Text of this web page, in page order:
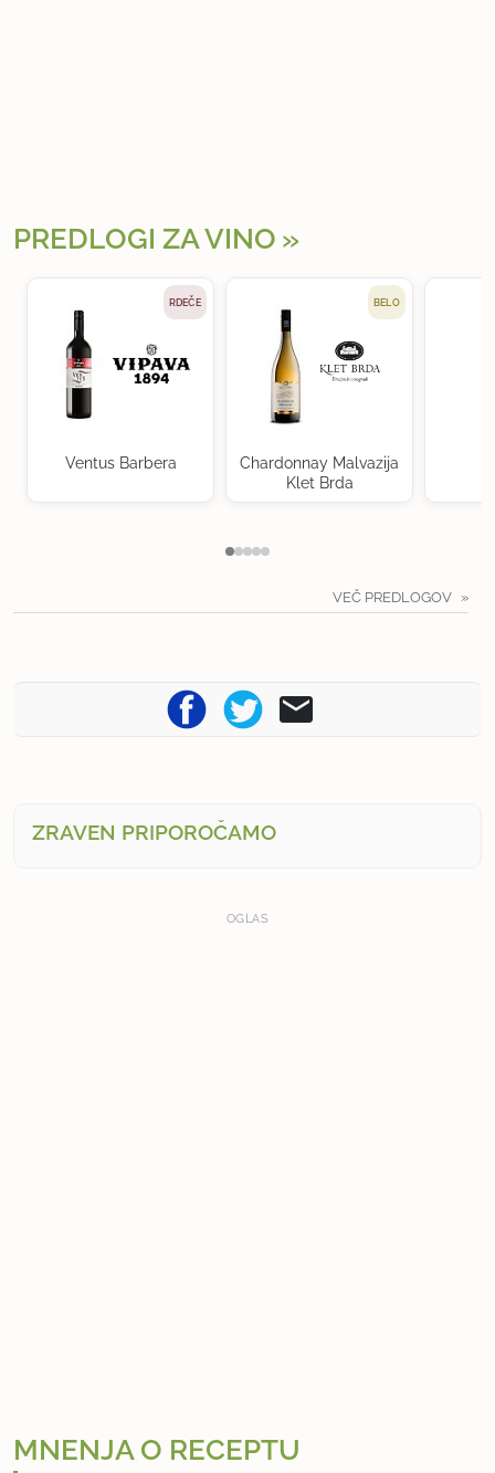
PREDLOGI ZA VINO
RDEČE
Ventus Barbera
BELO
Chardonnay Malvazija
Klet Brda
VEČ PREDLOGOV
ZRAVEN PRIPOROČAMO
OGLAS
MNENJA O RECEPTU